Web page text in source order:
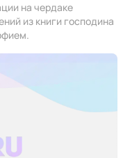
на чердаке
из книги господина